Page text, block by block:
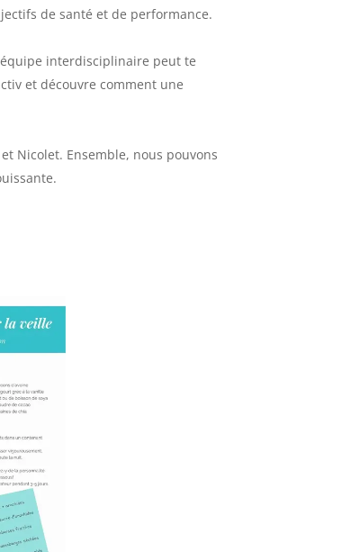
de santé et de performance.
interdisciplinaire peut te
et découvre comment une
Nicolet. Ensemble, nous pouvons